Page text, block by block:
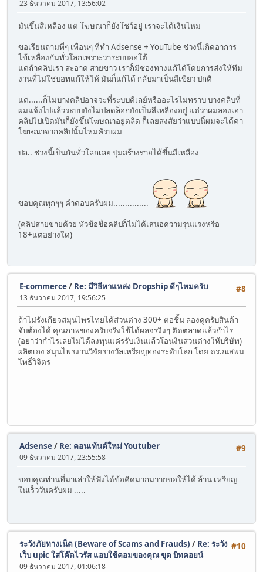
23 ธันวาคม 2017, 13:56:02
มันขึ้นสีเหลือง แต่ โฆษณาก็ยังโชว์อยู่ เราจะได้เงินไหม
ขอเรียนถามพี่ๆ เพื่อนๆ ที่ทำ Adsense + YouTube ช่วงนี้เกิดอาการ
ไข้เหลื่องกันทั่วโลกเพราะว่าระบบออโต้
แต่ถ้าคลิปเรา สะอาด สายขาว เราก็มีช่องทางแก้ได้โดยการส่งให้ทีม
งานที่ไม่ใช่บอทแก้ให้ให้ มันก็แก้ได้ กลับมาเป็นสีเขียว ปกติ
แต่......ก็ไม่บางคลิปอาจจะที่ระบบดีเลย์หรืออะไรไม่ทราบ บางคลิบที่
ผมแจ้งไปแล้วระบบยังไม่ปลดล็อกยังเป็นสีเหลืองอยู่ แต่ว่าผมลองเอา
คลิปไปเปิดมันก็ยังขึ้นโฆษณาอยู่ตลิด ก็เลยสงสัยว่าแบบนี้ผมจะได้ค่า
โฆษณาจากคลิปนั้นไหมคัรบผม
ปล.. ช่วงนี้เป็นกันทั่วโลกเลย ปุ่มสร้างรายได้ขึ้นสีเหลือง
ขอบคุณทุกๆๆ คำตอบครับผม...............
(คลิปสายขายด้วย หัวข้อชื่อคลิปก็ไม่ได้เสนอความรุนแรงหรือ
18+แต่อย่างใด)
#8
E-commerce/ Re: มีวิธีหาแหล่ง Dropship ดีๆไหมครับ
13 ธันวาคม 2017, 19:56:25
ถ้าไม่รังเกียจสมุนไพรไทยได้ส่วนต่าง 300+ ต่อชิ้น ลองดูครับสินค้า
จับต้องได้ คุณภาพของครับจริงใช้ได้ผลจรงิงๆ ติดตลาดแล้วกำไร
(อย่าว่ากำไรเลยไม่ได้ลงทุนแค่รรับเงินแล้วโอนงินส่วนต่างให้บริษัท)
ผลิตเอง สมุนไพรงานวิจัยรางวัลเหรียญทองระดับโลก โดย ดร.ณสพน
โพธิ์วิจิตร
#9
Adsense/ Re: คอนเท้นต์ใหม่ Youtuber
09 ธันวาคม 2017, 23:55:58
ขอบคุณท่านที่มาเล่าให้ฟังได้ข้อคิดมากมาายขอให้ได้ ล้าน เหรียญ
ในเร็ววันครับผม .....
#10
ระวังภัยทางเน็ต (Beware of Scams and Frauds) / Re: ระวัง
เว็บ upic ใส่โค๊ดไวรัส แอบใช้คอมของคุณ ขุด บิทคอยน์
09 ธันวาคม 2017, 01:06:18